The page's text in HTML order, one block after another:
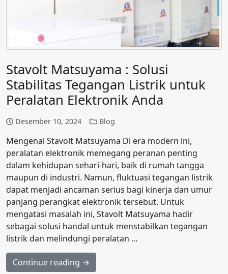
Stavolt Matsuyama : Solusi
Stabilitas Tegangan Listrik untuk
Peralatan Elektronik Anda
Desember 10, 2024 Blog
Mengenal Stavolt Matsuyama Di era modern ini,
peralatan elektronik memegang peranan penting
dalam kehidupan sehari-hari, baik di rumah tangga
maupun di industri. Namun, fluktuasi tegangan listrik
dapat menjadi ancaman serius bagi kinerja dan umur
panjang perangkat elektronik tersebut. Untuk
mengatasi masalah ini, Stavolt Matsuyama hadir
sebagai solusi handal untuk menstabilkan tegangan
listrik dan melindungi peralatan …
Continue reading →